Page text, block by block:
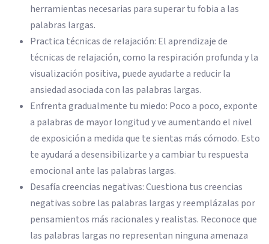
herramientas necesarias para superar tu fobia a las
palabras largas.
Practica técnicas de relajación: El aprendizaje de
técnicas de relajación, como la respiración profunda y la
visualización positiva, puede ayudarte a reducir la
ansiedad asociada con las palabras largas.
Enfrenta gradualmente tu miedo: Poco a poco, exponte
a palabras de mayor longitud y ve aumentando el nivel
de exposición a medida que te sientas más cómodo. Esto
te ayudará a desensibilizarte y a cambiar tu respuesta
emocional ante las palabras largas.
Desafía creencias negativas: Cuestiona tus creencias
negativas sobre las palabras largas y reemplázalas por
pensamientos más racionales y realistas. Reconoce que
las palabras largas no representan ninguna amenaza